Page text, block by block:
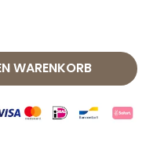
WARENKORB